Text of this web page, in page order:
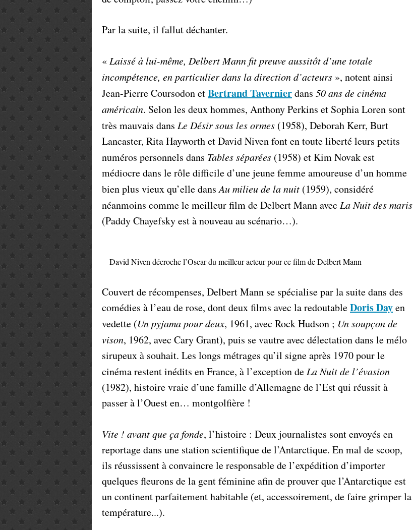
Par la suite, il fallut déchanter.
« Laissé à lui-même, Delbert Mann fit preuve aussitôtd’une totale
incompétence, en particulier dans la direction d’acteurs », notent ainsi
Jean-Pierre Coursodon etBertrand Tavernierdans 50 ans de cinéma
américain. Selon les deux hommes, Anthony Perkins et Sophia Loren sont
très mauvais dans Le Désir sous les ormes (1958), Deborah Kerr, Burt
Lancaster, Rita Hayworth et David Niven font en toute liberté leurs petits
numéros personnels dans Tables séparées (1958) et Kim Novak est
médiocre dans le rôle difficile d’une jeune femme amoureuse d’un homme
bien plus vieux qu’elle dansAu milieu de la nuit (1959), considéré
néanmoins comme le meilleur film de Delbert Mann avec La Nuit des maris
(Paddy Chayefsky est à nouveau au scénario…).
David Niven décroche l’Oscar du meilleur acteur pour ce film de Delbert Mann
Couvert de récompenses, Delbert Mann se spécialise par la suite dans des
comédies à l’eau de rose, dont deux films avec la redoutableDoris Dayen
vedette (Un pyjamapour deux, 1961, avec Rock Hudson ; Un soupçon de
vison, 1962, avec Cary Grant), puis se vautre avec délectation dans le mélo
sirupeux à souhait. Les longs métrages qu’il signe après 1970 pour le
cinéma restent inédits en France, à l’exception de La Nuit de l’évasion
(1982), histoire vraie d’une famille d’Allemagne de l’Est qui réussit à
passer à l’Ouest en… montgolfière !
Vite ! avant que ça fonde, l’histoire : Deux journalistes sont envoyés en
reportage dans une station scientifique de l’Antarctique. En mal de scoop,
ils réussissent à convaincre le responsable de l’expédition d’importer
quelques fleurons de la gent féminine afin de prouver que l’Antarctique est
un continent parfaitement habitable (et, accessoirement, de faire grimper la
température...).